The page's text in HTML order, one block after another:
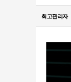
최고관리자